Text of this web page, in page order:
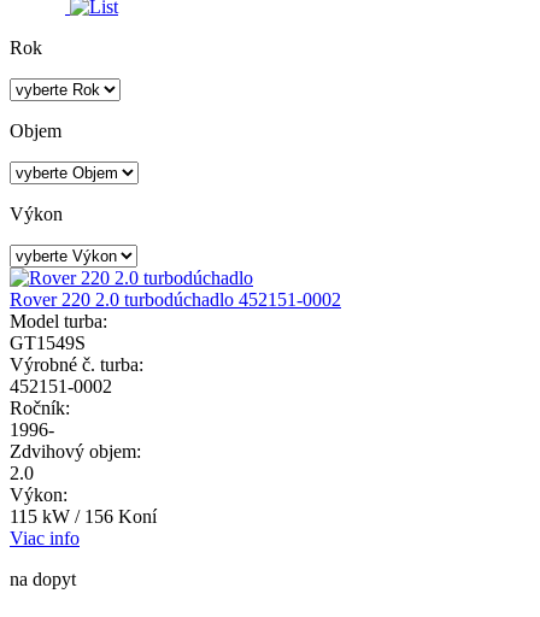
Rok
Objem
Výkon
Rover 220 2.0 turbodúchadlo 452151-0002
Model turba:
GT1549S
Výrobné č. turba:
452151-0002
Ročník:
1996-
Zdvihový objem:
2.0
Výkon:
115 kW / 156 Koní
Viac info
na dopyt